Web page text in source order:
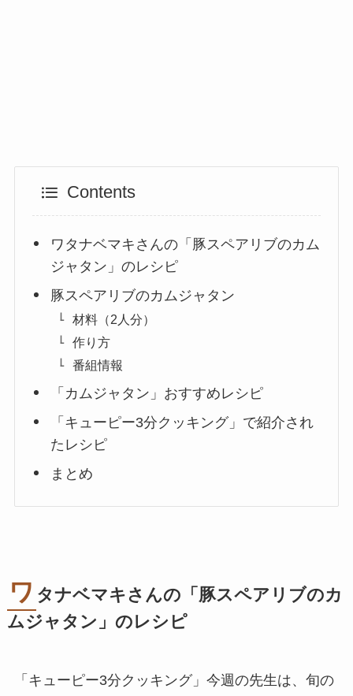
Contents
ワタナベマキさんの「豚スペアリブのカム
ジャタン」のレシピ
豚スペアリブのカムジャタン
材料（2人分）
作り方
番組情報
「カムジャタン」おすすめレシピ
「キューピー3分クッキング」で紹介され
たレシピ
まとめ
ワ タナベマキさんの「 豚スペアリブのカ
ムジャタン 」のレシピ
「キューピー3分クッキング」今週の先生は、旬の